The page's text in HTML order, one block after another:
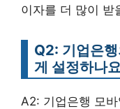
이자를 더 많이 받
Q2: 기업은
게 설정하나
A2: 기업은행 모